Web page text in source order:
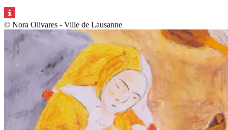
© Nora Olivares - Ville de Lausanne